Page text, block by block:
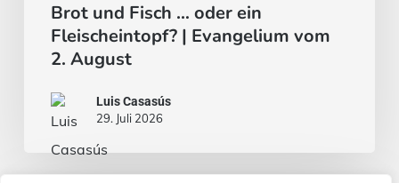
Brot und Fisch … oder ein
Fleischeintopf? | Evangelium vom
2. August
Luis Casasús
29. Juli 2026